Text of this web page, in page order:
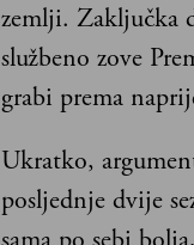
zemlji. Zaključka
službeno zove
grabi prema
Ukratko,
posljednje dvije